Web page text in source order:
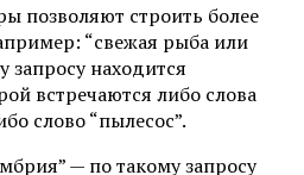
позволяют строить более
“свежая рыба или
запросу находится
встречаются либо слова
слово “пылесос”.
— по такому запросу